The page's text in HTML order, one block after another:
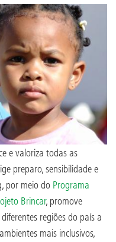
e valoriza todas as
preparo, sensibilidade e
por meio do Programa
Brincar, promove
regiões do país a
mais inclusivos,